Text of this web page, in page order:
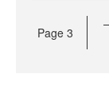
Page 3